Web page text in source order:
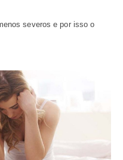
severos e por isso o